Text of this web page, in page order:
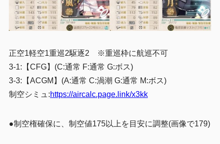
正空1軽空1重巡2駆逐2 ※重巡枠に航巡不可
3-1: 【CFG】(C:通常 F:通常 G:ボス)
3-3:【ACGM】(A:通常 C:渦潮 G:通常 M:ボス)
制空シミュ:https://aircalc.page.link/x3kk
●制空権確保に、制空値175以上を目安に調整(画像で179)